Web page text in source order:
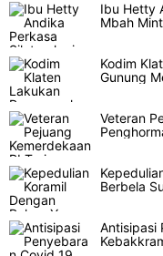
Ibu Hetty
Mbah
Kodim
Gunung
Veteran
Berbela
Antisipasi